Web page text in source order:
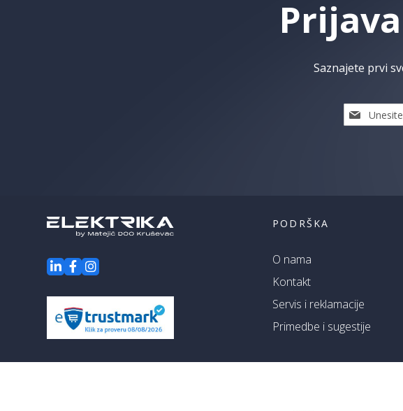
Saznajete prvi
Prijavi
se
PODRŠKA
O nama
Kontakt
Servis i reklamacije
Primedbe i sugestije